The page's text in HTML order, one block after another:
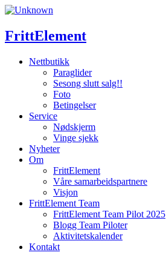
Skip
content
FrittElement
Nettbutikk
Paraglider
Sesong slutt salg!!
Foto
Betingelser
Service
Nødskjerm
Vinge sjekk
Nyheter
Om
FrittElement
Våre samarbeidspartnere
Visjon
FrittElement Team
FrittElement Team Pilot 2025
Blogg Team Piloter
Aktivitetskalender
Kontakt